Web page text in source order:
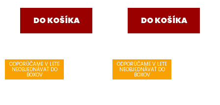
DO KOŠÍKA DO KOŠÍKA
ODPORÚČAME V LETE
NEOBJEDNÁVAŤ DO
BOXOV
ODPORÚČAME V LETE
NEOBJEDNÁVAŤ DO
BOXOV